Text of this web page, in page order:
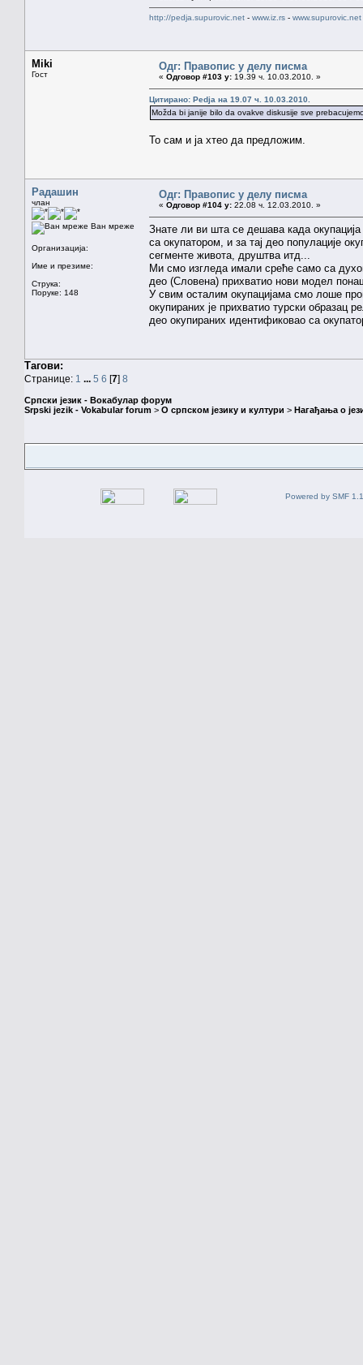
http://pedja.supurovic.net - www.iz.rs - www.supurovic.net
Miki
Гост
Одг: Правопис у делу писма
« Одговор #103 у: 19.39 ч. 10.03.2010. »
Цитирано: Pedja на 19.07 ч. 10.03.2010.
Možda bi janije bilo da ovakve diskusije sve
То сам и ја хтео да предложим.
Радашин
члан
Ван мреже
Организација:
Име и презиме:
Струка:
Поруке: 148
Одг: Правопис у делу писма
« Одговор #104 у: 22.08 ч. 12.03.2010. »
Знате ли ви шта се дешава када
са окупатором, и за тај део популације
сегменте живота, друштва итд...
Ми смо изгледа имали среће само са
део (Словена) прихватио нови модел
У свим осталим окупацијама смо лоше
окупираних је прихватио турски образац
део окупираних идентификовао са
Тагови:
Странице: 1 ... 5 6 [7] 8
Српски језик - Вокабулар форум
Srpski jezik - Vokabular forum > О српском језику и култури > Нагађања о
Powered by SMF